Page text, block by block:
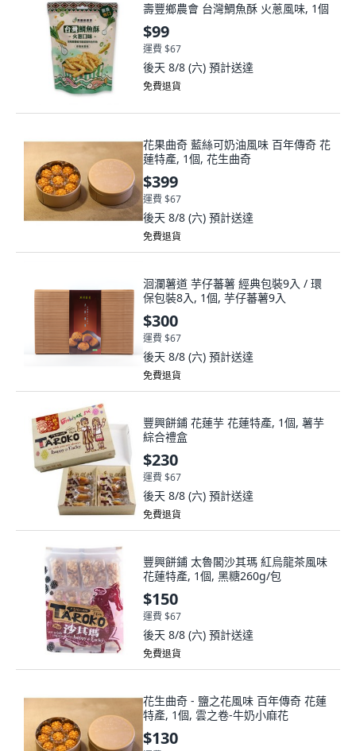
壽豐鄉農會 台灣鯛魚酥 火蔥風味, 1個
$99
運費 $67
後天 8/8 (六) 預計送達
免費退貨
花果曲奇 藍絲可奶油風味 百年傳奇 花
蓮特產, 1個, 花生曲奇
$399
運費 $67
後天 8/8 (六) 預計送達
免費退貨
洄瀾薯道 芋仔蕃薯 經典包裝9入 / 環
保包裝8入, 1個, 芋仔蕃薯9入
$300
運費 $67
後天 8/8 (六) 預計送達
免費退貨
豐興餅鋪 花蓮芋 花蓮特產, 1個, 薯芋
綜合禮盒
$230
運費 $67
後天 8/8 (六) 預計送達
免費退貨
豐興餅鋪 太魯閣沙其瑪 紅烏龍茶風味
花蓮特產, 1個, 黑糖260g/包
$150
運費 $67
後天 8/8 (六) 預計送達
免費退貨
花生曲奇 - 鹽之花風味 百年傳奇 花蓮
特產, 1個, 雲之卷-牛奶小麻花
$130